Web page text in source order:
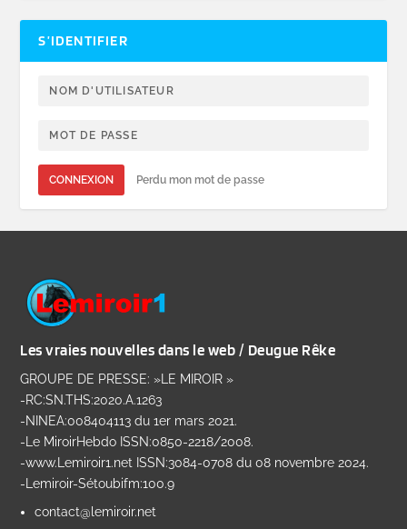
S’IDENTIFIER
CONNEXION Perdu mon mot de passe
Les vraies nouvelles dans le web / Deugue Rêke
GROUPE DE PRESSE: »LE MIROIR »
-RC:SN.THS:2020.A.1263
-NINEA:008404113 du 1er mars 2021.
-Le MiroirHebdo ISSN:0850-2218/2008.
-www.Lemiroir1.net ISSN:3084-0708 du 08 novembre 2024.
-Lemiroir-Sétoubifm:100.9
contact@lemiroir.net